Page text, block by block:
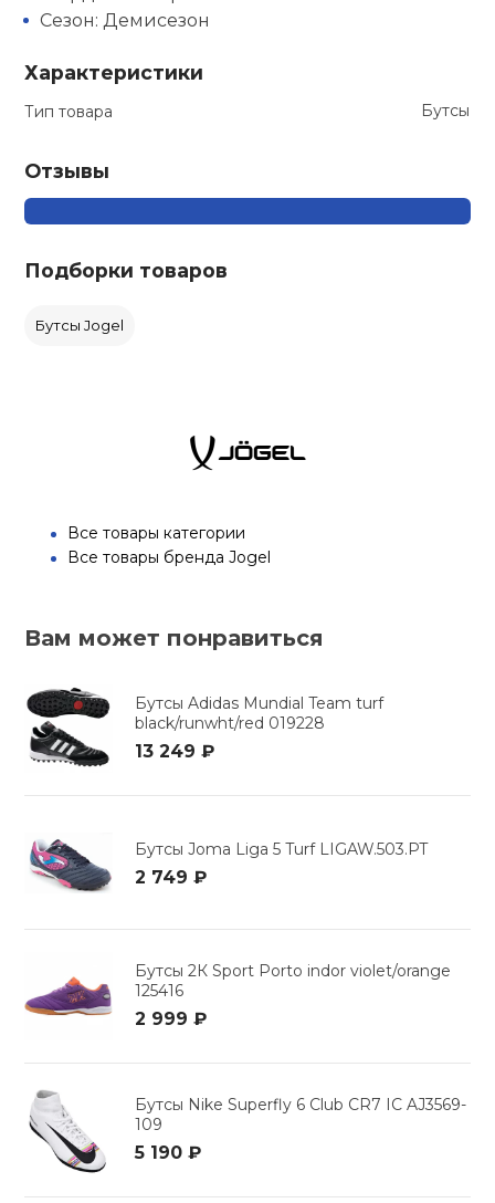
Сезон: Демисезон
Характеристики
Тип товара Бутсы
Отзывы
Подборки товаров
Бутсы Jogel
Все товары категории
Все товары бренда Jogel
Вам может понравиться
Бутсы Adidas Mundial Team turf
black/runwht/red 019228
13 249 ₽
Бутсы Joma Liga 5 Turf LIGAW.503.PT
2 749 ₽
Бутсы 2К Sport Porto indor violet/orange
125416
2 999 ₽
Бутсы Nike Superfly 6 Club CR7 IC AJ3569-
109
5 190 ₽